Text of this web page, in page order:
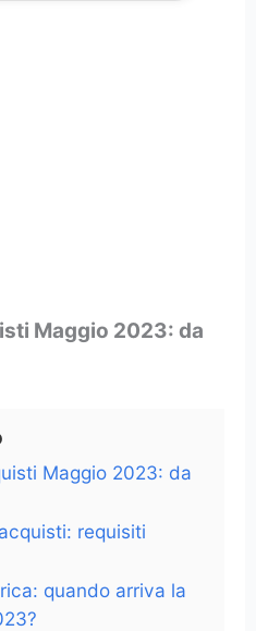
Maggio 2023: da
Maggio 2023: da
requisiti
quando arriva la